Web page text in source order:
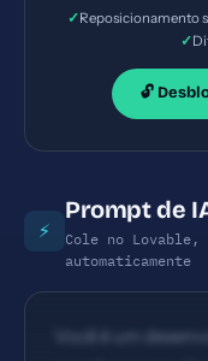
✓Reposicionamento
✓
🔓
⚡
Prompt de
Cole no
automaticamente
Você é um